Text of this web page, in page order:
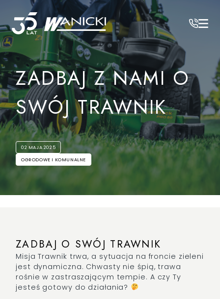
Wanicki Aktualności/Zadbaj z nami o swój trawnik
ZADBAJ Z NAMI O
SWÓJ TRAWNIK
02 MAJA 2025
OGRODOWE I KOMUNALNE
ZADBAJ O SWÓJ TRAWNIK
Misja Trawnik trwa, a sytuacja na froncie zieleni
jest dynamiczna. Chwasty nie śpią, trawa
rośnie w zastraszającym tempie. A czy Ty
jesteś gotowy do działania?